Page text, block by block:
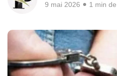
9 mai 2026 1 min